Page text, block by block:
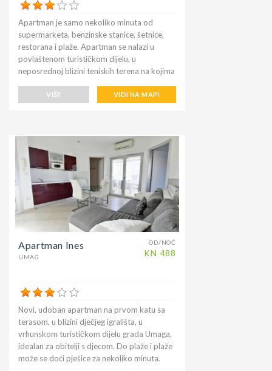
Apartman je samo nekoliko minuta od
supermarketa, benzinske stanice, šetnice,
restorana i plaže. Apartman se nalazi u
povlaštenom turističkom dijelu, u
neposrednoj blizini teniskih terena na kojima
teniski turnir u Umagu. Plaža i centar Umaga
čamce usidrene u marini i brodove umaških
ribara. Benzinska postaja na 300 m.
VIŠE VIDI NA MAPI
OD/NOĆ
KN 488
Apartman Ines
UMAG
Novi, udoban apartman na prvom katu sa
terasom, u blizini dječjeg igrališta, u
vrhunskom turističkom dijelu grada Umaga,
idealan za obitelji s djecom. Do plaže i plaže
može se doći pješice za nekoliko minuta.